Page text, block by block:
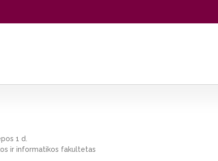
1 d.
ir informatikos fakultetas